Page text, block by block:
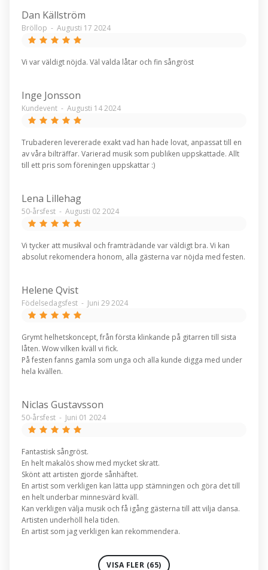
Dan Källström
Bröllop - Augusti 17 2024
Vi var väldigt nöjda. Väl valda låtar och fin sångröst
Inge Jonsson
Kundevent - Augusti 14 2024
Trubaderen levererade exakt vad han hade lovat, anpassat till en
av våra bilträffar. Varierad musik som publiken uppskattade. Allt
till ett pris som föreningen uppskattar :)
Lena Lillehag
50-årsfest - Augusti 02 2024
Vi tycker att musikval och framträdande var väldigt bra. Vi kan
absolut rekomendera honom, alla gästerna var nöjda med festen.
Helene Qvist
Födelsedagsfest - Juni 29 2024
Grymt helhetskoncept, från första klinkande på gitarren till sista
låten. Wow vilken kväll vi fick.
På festen fanns gamla som unga och alla kunde digga med under
hela kvällen.
Niclas Gustavsson
50-årsfest - Juni 01 2024
Fantastisk sångröst.
En helt makalös show med mycket skratt.
Skönt att artisten gjorde sånhäftet.
En artist som verkligen kan lätta upp stämningen och göra det till
en helt underbar minnesvärd kväll.
Kan verkligen välja musik och få igång gästerna till att vilja dansa.
Artisten underhöll hela tiden.
En artist som jag verkligen kan rekommendera.
VISA FLER (65)